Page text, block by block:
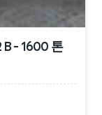
B - 1600 톤